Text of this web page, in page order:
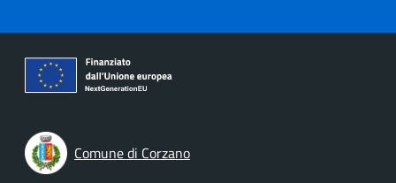
Comune di Corzano